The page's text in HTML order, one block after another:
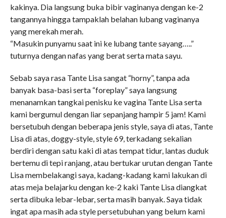
kakinya. Dia langsung buka bibir vaginanya dengan ke-2
tangannya hingga tampaklah belahan lubang vaginanya
yang merekah merah.
“Masukin punyamu saat ini ke lubang tante sayang…..”
tuturnya dengan nafas yang berat serta mata sayu.
Sebab saya rasa Tante Lisa sangat “horny”, tanpa ada
banyak basa-basi serta “foreplay” saya langsung
menanamkan tangkai penisku ke vagina Tante Lisa serta
kami bergumul dengan liar sepanjang hampir 5 jam! Kami
bersetubuh dengan beberapa jenis style, saya di atas, Tante
Lisa di atas, doggy-style, style 69, terkadang sekalian
berdiri dengan satu kaki di atas tempat tidur, lantas duduk
bertemu di tepi ranjang, atau bertukar urutan dengan Tante
Lisa membelakangi saya, kadang-kadang kami lakukan di
atas meja belajarku dengan ke-2 kaki Tante Lisa diangkat
serta dibuka lebar-lebar, serta masih banyak. Saya tidak
ingat apa masih ada style persetubuhan yang belum kami